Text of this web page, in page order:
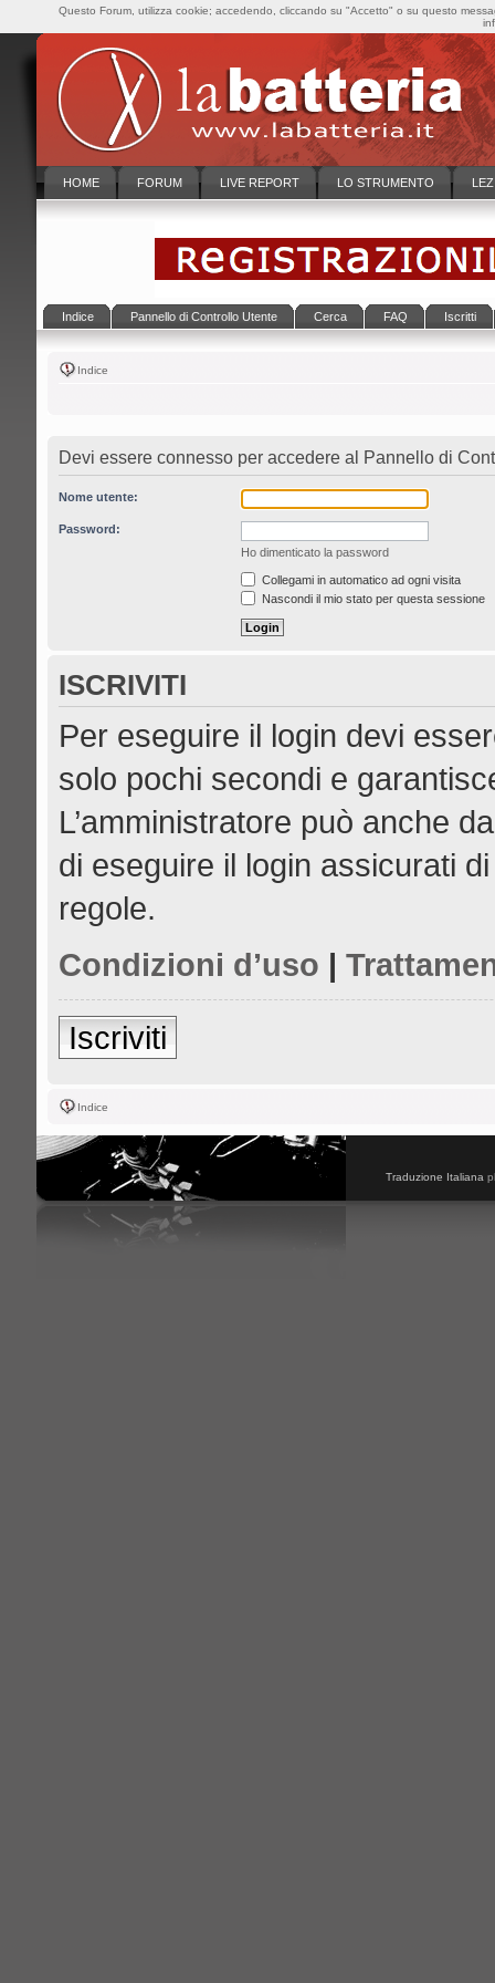
HOME FORUM LIVE REPORT LO STRUMENTO
Indice Pannello di Controllo Utente Cerca FAQ Iscritti
Indice
Devi essere connesso per accedere al Pannello di
Nome utente:
Password:
Ho dimenticato la password
Collegami in automatico ad ogni visita
Nascondi il mio stato per questa sessione
ISCRIVITI
Per eseguire il login devi
solo pochi secondi e
L’amministratore può anche
di eseguire il login assicurati
regole.
Condizioni d’uso |
Iscriviti
Indice
Traduzione Italiana
Questo Forum, utilizza cookie; accedendo, cliccando su "Accetto" o su questo